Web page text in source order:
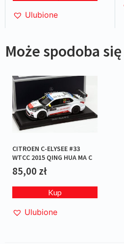
Ulubione
Może spodoba
CITROEN C-ELYSEE #33
WTCC 2015 QING HUA MA C
85,00 zł
Kup
Ulubione